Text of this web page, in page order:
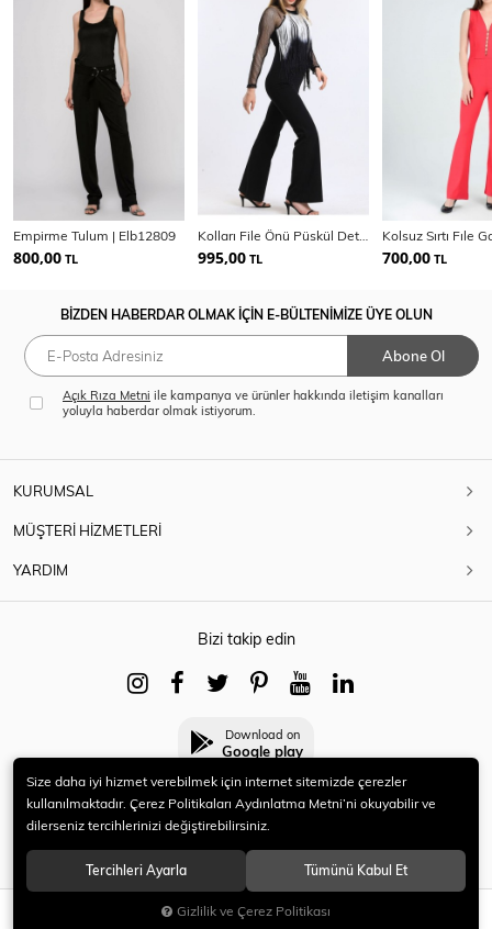
SEPETE EKLE
Empirme Tulum | Elb12809
800,00 TL 995,00 TL 700,00 TL
BİZDEN HABERDAR OLMAK İÇİN E-BÜLTENİMİZE ÜYE OLUN
Abone Ol
Açık Rıza Metni ile kampanya ve ürünler hakkında iletişim kanalları
yoluyla haberdar olmak istiyorum.
KURUMSAL
MÜŞTERİ HİZMETLERİ
YARDIM
Bizi takip edin
Download on
Google play
© 2021 HERYENİ. Tüm hakları saklıdır.
Size daha iyi hizmet verebilmek için internet sitemizde çerezler
kullanılmaktadır. Çerez Politikaları Aydınlatma Metni’ni okuyabilir ve
dilerseniz tercihlerinizi değiştirebilirsiniz.
Tercihleri Ayarla Tümünü Kabul Et
Gizlilik ve Çerez Politikası